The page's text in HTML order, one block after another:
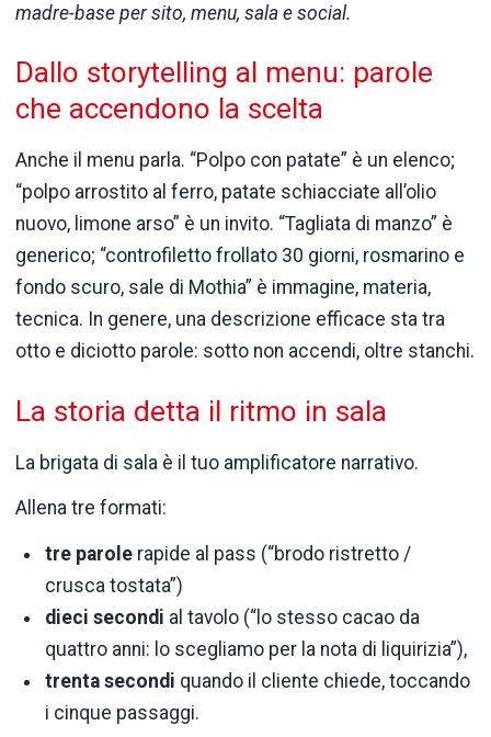
madre-base per sito, menu, sala e social.
Dallo storytelling al menu: parole
che accendono la scelta
Anche il menu parla. “Polpo con patate” è un elenco;
“polpo arrostito al ferro, patate schiacciate all’olio
nuovo, limone arso” è un invito. “Tagliata di manzo” è
generico; “controfiletto frollato 30 giorni, rosmarino e
fondo scuro, sale di Mothia” è immagine, materia,
tecnica. In genere, una descrizione efficace sta tra
otto e diciotto parole: sotto non accendi, oltre stanchi.
La storia detta il ritmo in sala
La brigata di sala è il tuo amplificatore narrativo.
Allena tre formati:
tre parole rapide al pass (“brodo ristretto /
crusca tostata”)
dieci secondi al tavolo (“lo stesso cacao da
quattro anni: lo scegliamo per la nota di liquirizia”),
trenta secondi quando il cliente chiede, toccando
i cinque passaggi.